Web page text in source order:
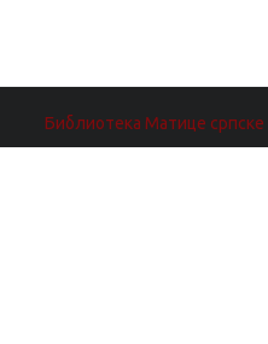
Библиотека Матице